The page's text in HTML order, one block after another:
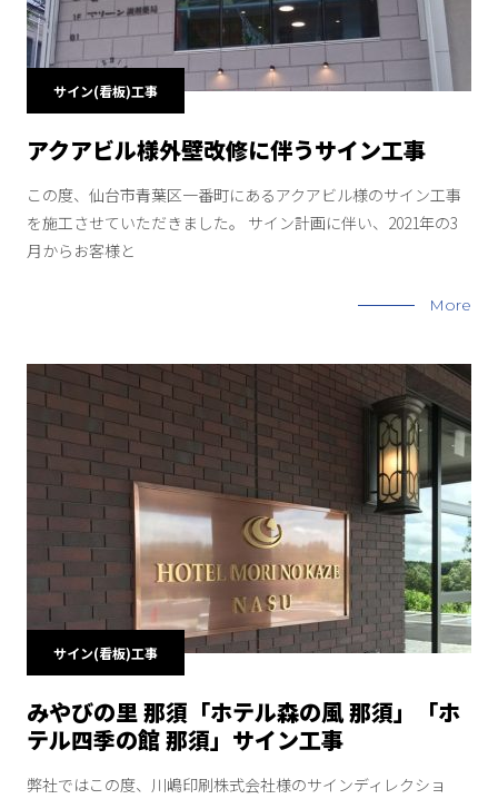
サイン(看板)工事
アクアビル様外壁改修に伴うサイン工事
この度、仙台市青葉区一番町にあるアクアビル様のサイン工事
を施工させていただきました。 サイン計画に伴い、2021年の3
月からお客様と
More
サイン(看板)工事
みやびの里 那須「ホテル森の風 那須」「ホ
テル四季の館 那須」サイン工事
弊社ではこの度、川嶋印刷株式会社様のサインディレクショ